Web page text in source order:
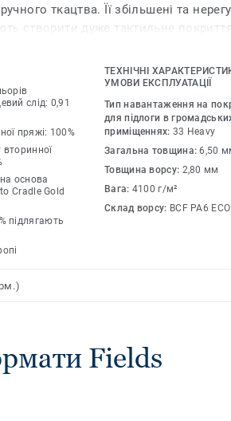
ткацтва. Її збільшені та
створити дуже тактильне
теплою і гостинною. Сучасна
які можна комбінувати для
дозволяє дизайнерам
тони або поєднувати яскраві
насиченими відтінками для
вигляду.
Fuse взаємодоповнюючі відтінки
переходять один в одного,
слід: 0,91
пряжі: 100%
вторинної
основа
Cradle Gold
підлягають
ТЕХНІЧНІ
УМОВИ ЕКСПЛУАТАЦІЇ
Тип навантаження на
для підлоги в
приміщеннях: 33 Heavy
Загальна товщина:6,50
Товщина ворсу: 2,80 мм
Вага: 4100 г/м²
Склад ворсу: BCF PA6
Fields